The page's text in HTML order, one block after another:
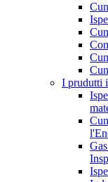
I prudutti